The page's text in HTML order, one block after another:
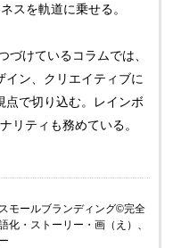
スを軌道に乗せる。
づけているコラムでは、
イン、クリエイティブに
点で切り込む。レインボ
リティも務めている。
モールブランディング©完全
化・ストーリー・画（え）、